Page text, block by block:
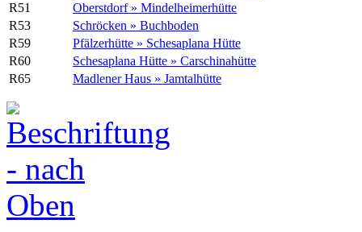
R51
Oberstdorf » Mindelheimerhütte
R53
Schröcken » Buchboden
R59
Pfälzerhütte » Schesaplana Hütte
R60
Schesaplana Hütte » Carschinahütte
R65
Madlener Haus » Jamtalhütte